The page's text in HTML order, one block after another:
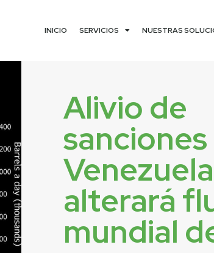
INICIO SERVICIOS NUESTRAS
Alivio de
sanciones
Venezuela
alterará
mundial